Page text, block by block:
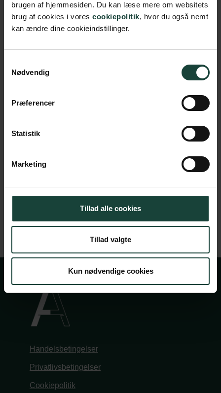
brugen af hjemmesiden. Du kan læse mere om websitets
brug af cookies i vores cookiepolitik, hvor du også nemt
kan ændre dine cookieindstillinger.
Nødvendig
Præferencer
Statistik
Marketing
Tillad alle cookies
Tillad valgte
Kun nødvendige cookies
Telefonnummar *
Send inn
Handelsbetingelser
Privatlivsbetingelser
Cookiepolitik